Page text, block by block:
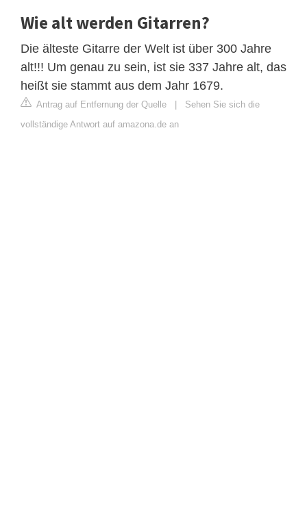
Wie alt werden Gitarren?
Die älteste Gitarre der Welt ist über 300 Jahre
alt!!! Um genau zu sein, ist sie 337 Jahre alt, das
heißt sie stammt aus dem Jahr 1679.
Antrag auf Entfernung der Quelle | Sehen Sie sich die
vollständige Antwort auf amazona.de an